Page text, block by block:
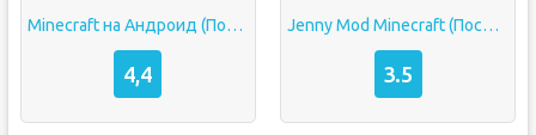
Minecraft на Андроид (Последняя Версия 2023)
4,4
Jenny Mod Minecraft (Последняя Версия 2023)
3.5